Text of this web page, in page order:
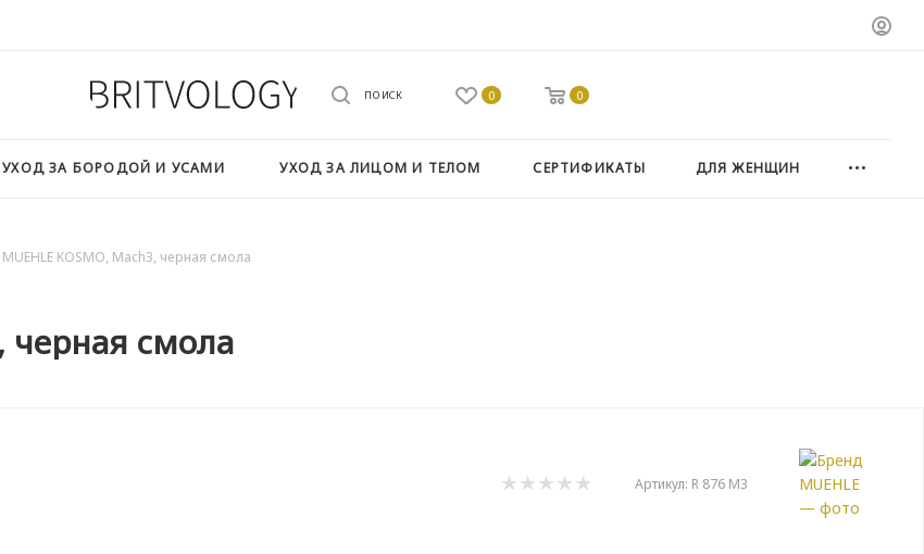
ПОИСК 0 0
УХОД ЗА БОРОДОЙ И УСАМИ УХОД ЗА ЛИЦОМ И ТЕЛОМ СЕРТИФИКАТЫ ДЛЯ ЖЕНЩИН
KOSMO, Mach3, черная смола
черная смола
Артикул: R 876 M3